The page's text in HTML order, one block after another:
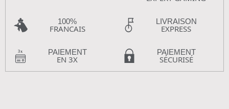
100%
FRANCAIS
LIVRAISON
EXPRESS
PAIEMENT
EN 3X
PAIEMENT
SÉCURISÉ